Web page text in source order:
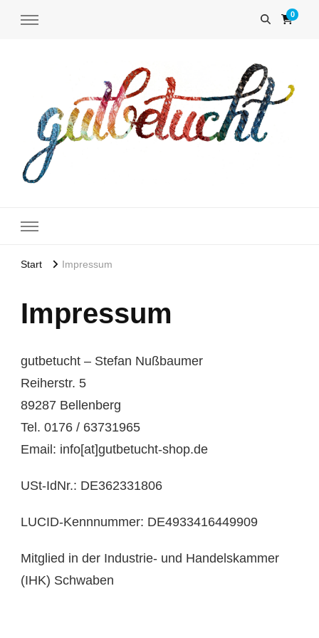
0
shop
Start Impressum
Impressum
gutbetucht – Stefan Nußbaumer
Reiherstr. 5
89287 Bellenberg
Tel. 0176 / 63731965
Email: info[at]gutbetucht-shop.de
USt-IdNr.: DE362331806
LUCID-Kennnummer: DE4933416449909
Mitglied in der Industrie- und Handelskammer
(IHK) Schwaben